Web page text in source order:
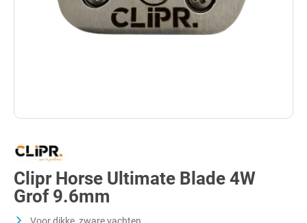
Clipr Horse Ultimate Blade 4W
Grof 9.6mm